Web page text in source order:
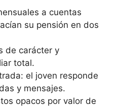
a cuentas
su pensión en dos
de carácter y
total.
el joven responde
y mensajes.
opacos por valor de